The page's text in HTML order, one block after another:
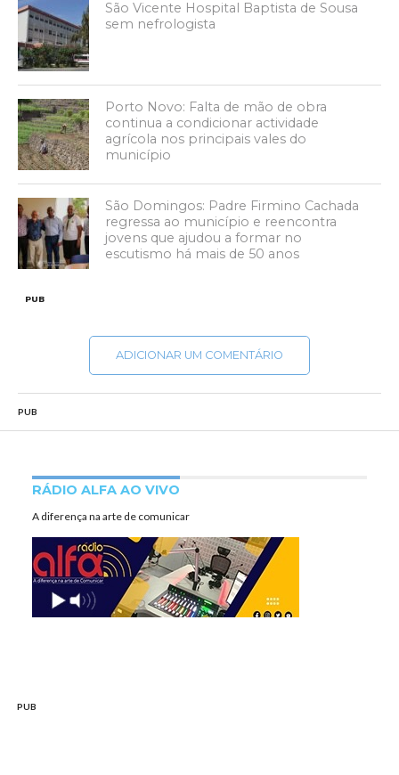
São Vicente Hospital Baptista de Sousa
sem nefrologista
Porto Novo: Falta de mão de obra
continua a condicionar actividade
agrícola nos principais vales do
município
São Domingos: Padre Firmino Cachada
regressa ao município e reencontra
jovens que ajudou a formar no
escutismo há mais de 50 anos
PUB
ADICIONAR UM COMENTÁRIO
PUB
RÁDIO ALFA AO VIVO
A diferença na arte de comunicar
PUB